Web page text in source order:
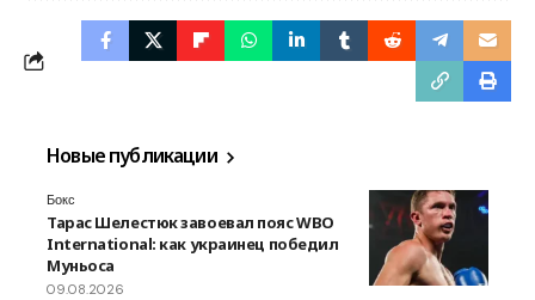
Новые публикации
Бокс
Тарас Шелестюк завоевал пояс WBO
International: как украинец победил
Муньоса
09.08.2026